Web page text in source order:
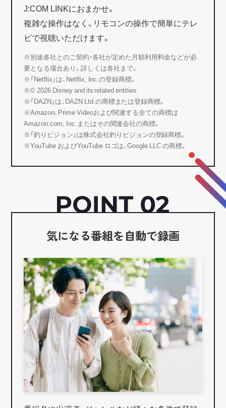
J:COM LINKにおまかせ。
複雑な操作はなく、リモコンの操作で簡単にテレ
ビで視聴いただけます。
※別途各社とのご契約・各社が定めた月額利用料金などが必
要となる場合あり。詳しくは各社まで。
※「Netflix」は、Netflix, Inc.の登録商標。
※© 2026 Disney and its related entities
※「DAZN」は、DAZN Ltd.の商標または登録商標。
※Amazon、Prime Videoおよび関連する全ての商標は
Amazon.com, Inc.またはその関連会社の商標。
※「釣りビジョン」は株式会社釣りビジョンの登録商標。
※YouTube およびYouTube ロゴは、Google LLC の商標。
気になる番組を自動で録画